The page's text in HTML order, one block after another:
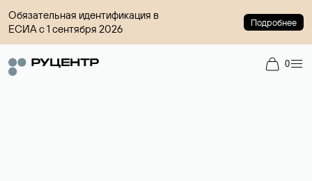
Обязательная идентификация в
ЕСИА с 1 сентября 2026
Подробнее
0